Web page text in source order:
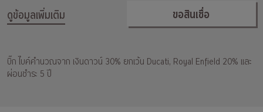
ดูข้อมูลเพิ่มเติม ขอสินเชื่อ
บิ๊ก ไบค์คำนวณจาก เงินดาวน์ 30% ยกเว้น Ducati, Royal Enfield 20% และ
ผ่อนชำระ 5 ปี